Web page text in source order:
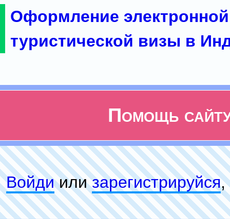
Оформление электронной
туристической визы в
Помощь
Войдиилизарeгиcтpируйся,